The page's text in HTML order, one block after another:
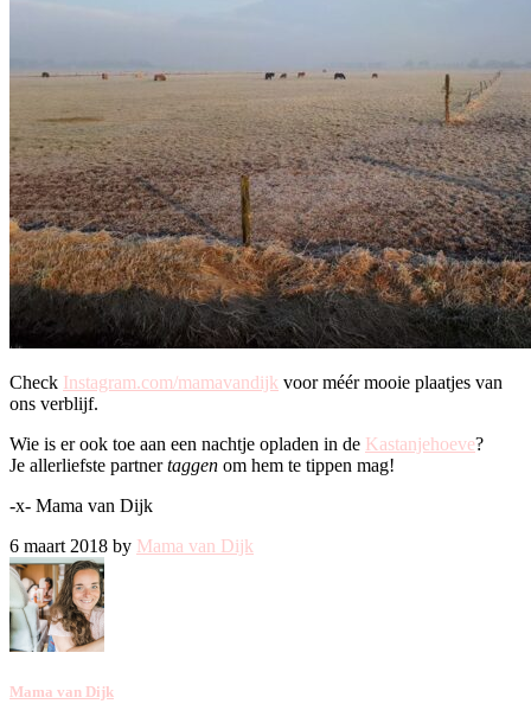
Check Instagram.com/mamavandijk voor méér mooie plaatjes van
ons verblijf.
Wie is er ook toe aan een nachtje opladen in de Kastanjehoeve?
Je allerliefste partnertaggen om hem te tippen mag!
-x- Mama van Dijk
6 maart 2018 by Mama van Dijk
Mama van Dijk